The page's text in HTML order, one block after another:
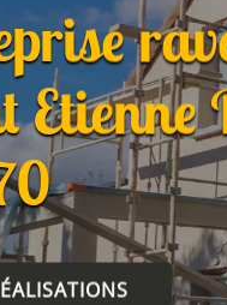
Etienne